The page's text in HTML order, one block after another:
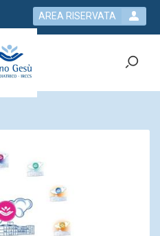
AREA RISERVATA